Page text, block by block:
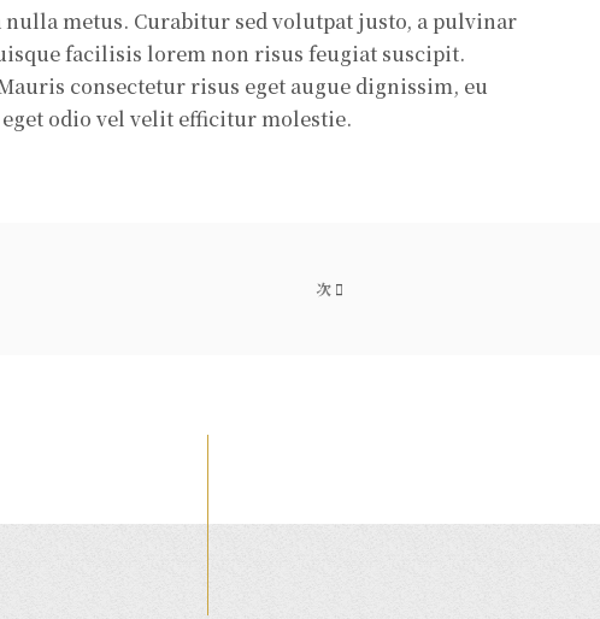
nulla metus. Curabitur sed volutpat justo, a pulvinar
facilisis lorem non risus feugiat suscipit.
consectetur risus eget augue dignissim, eu
odio vel velit efficitur molestie.
次